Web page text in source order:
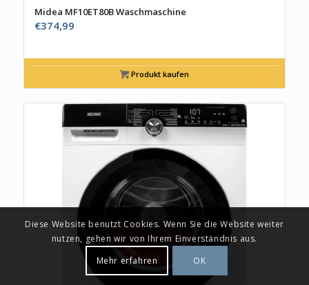
Midea MF10ET80B Waschmaschine
€374,99
Produkt kaufen
Diese Website benutzt Cookies. Wenn Sie die Website weiter
nutzen, gehen wir von Ihrem Einverständnis aus.
Mehr erfahren
OK